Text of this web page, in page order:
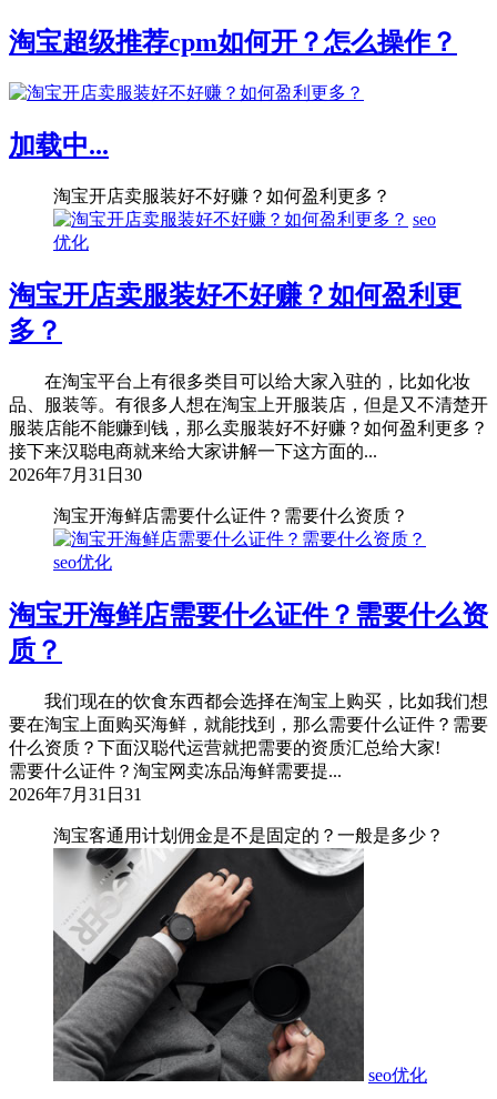
淘宝超级推荐cpm如何开？怎么操作？
加载中...
淘宝开店卖服装好不好赚？如何盈利更多？
seo
优化
淘宝开店卖服装好不好赚？如何盈利更
多？
在淘宝平台上有很多类目可以给大家入驻的，比如化妆
品、服装等。有很多人想在淘宝上开服装店，但是又不清楚开
服装店能不能赚到钱，那么卖服装好不好赚？如何盈利更多？
接下来汉聪电商就来给大家讲解一下这方面的...
2026年7月31日 30
淘宝开海鲜店需要什么证件？需要什么资质？
seo优化
淘宝开海鲜店需要什么证件？需要什么资
质？
我们现在的饮食东西都会选择在淘宝上购买，比如我们想
要在淘宝上面购买海鲜，就能找到，那么需要什么证件？需要
什么资质？下面汉聪代运营就把需要的资质汇总给大家!
需要什么证件？淘宝网卖冻品海鲜需要提...
2026年7月31日 31
淘宝客通用计划佣金是不是固定的？一般是多少？
seo优化